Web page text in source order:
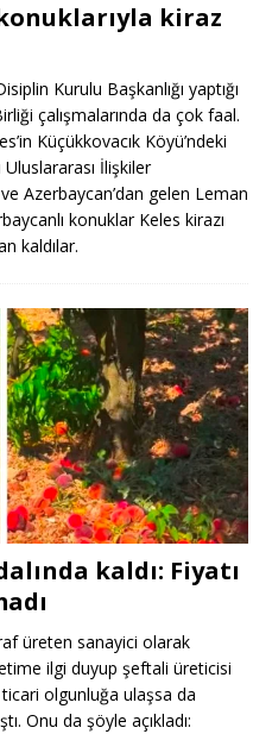
kiraz
Kurulu Başkanlığı yaptığı
çalışmalarında da çok faal.
Küçükkovacık Köyü’ndeki
İlişkiler
Azerbaycan’dan gelen Leman
konuklar Keles kirazı
kaldılar.
kaldı: Fiyatı
üreten sanayici olarak
ilgi duyup şeftali üreticisi
olgunluğa ulaşsa da
Onu da şöyle açıkladı: